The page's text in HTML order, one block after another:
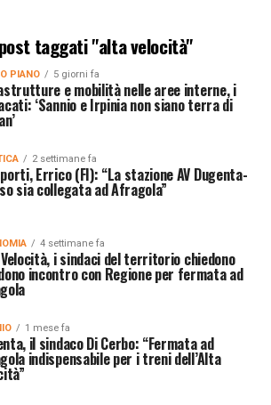
taggati "alta velocità"
PIANO 5 giorni fa
e mobilità nelle aree interne, i
‘Sannio e Irpinia non siano terra di
2 settimane fa
Errico (FI): “La stazione AV Dugenta-
sia collegata ad Afragola”
4 settimane fa
i sindaci del territorio chiedono
incontro con Regione per fermata ad
1 mese fa
il sindaco Di Cerbo: “Fermata ad
indispensabile per i treni dell’Alta